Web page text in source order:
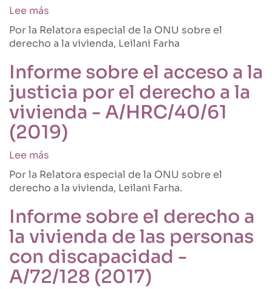
a
seguir
A/75/148
(2020)
Lee más
Implementación
del
derecho
la
vivienda:
guía
para
los
locales
y
sociedad
civil
(2016)
Por la Relatora especial de la ONU sobre el
derecho a la vivienda, Leilani Farha
Informe sobre el acceso a la
justicia por el derecho a la
vivienda - A/HRC/40/61
(2019)
Lee más
Informe
sobre
el
a
la
justicia
por
el
Por la Relatora especial de la ONU sobre el
derecho a la vivienda, Leilani Farha.
Informe sobre el derecho a
la vivienda de las personas
con discapacidad -
A/72/128 (2017)